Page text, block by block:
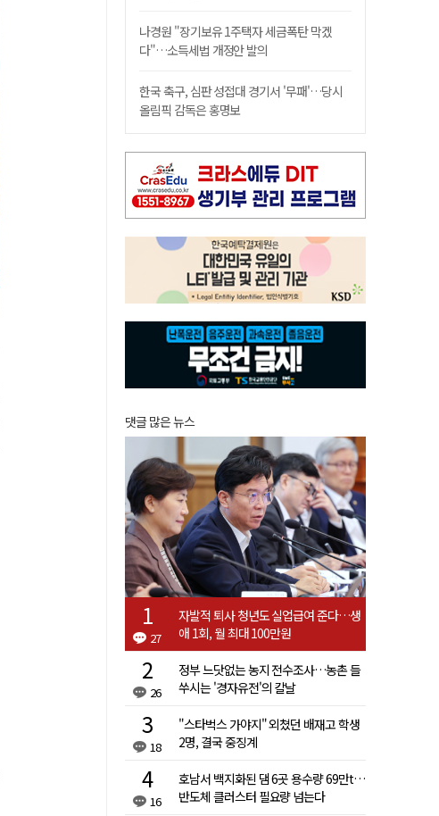
나경원 "장기보유 1주택자 세금폭탄 막겠
다"…소득세법 개정안 발의
한국 축구, 심판 성접대 경기서 '무패'…당시
올림픽 감독은 홍명보
댓글 많은 뉴스
27
자발적 퇴사 청년도 실업급여 준다…생
애 1회, 월 최대 100만원
26
정부 느닷없는 농지 전수조사…농촌 들
쑤시는 '경자유전'의 칼날
18
"스타벅스 가야지" 외쳤던 배재고 학생
2명, 결국 중징계
16
호남서 백지화된 댐 6곳 용수량 69만t…
반도체 클러스터 필요량 넘는다